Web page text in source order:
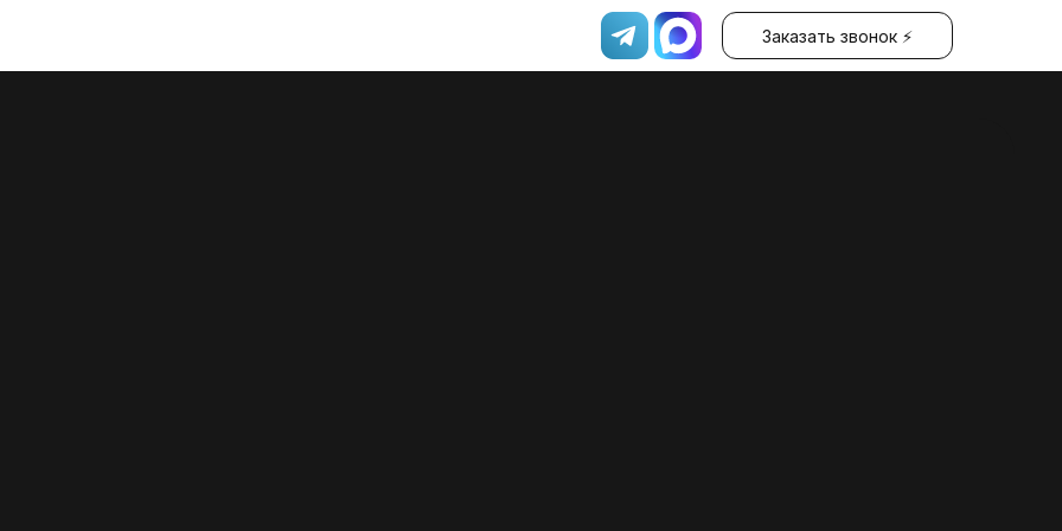
Заказать звонок ⚡